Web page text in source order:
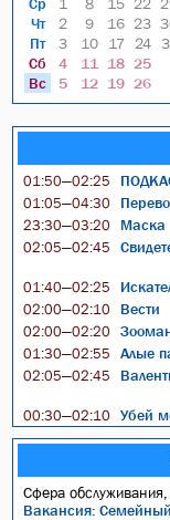
Чт
Пт
Сб
Вс
2
9 16 23
3
10 17 24
4
11 18 25
5
12 19 26
01:50—02:25
01:05—04:30
23:30—03:20 Маска
02:05—02:45
01:40—02:25
02:00—02:10 Вести
02:00—02:20
01:30—02:55 Алые
02:05—02:45
00:30—02:10 Убей
Сфера
Вакансия: